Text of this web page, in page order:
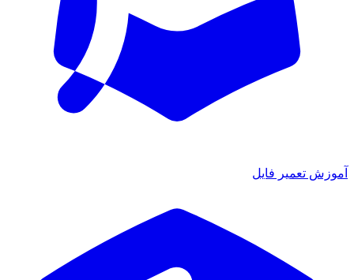
آموزش تعمیر فایل